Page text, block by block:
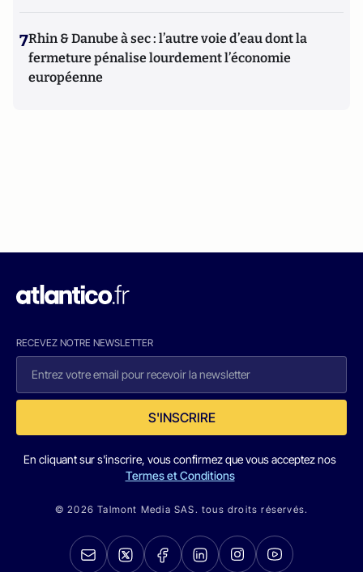
7Rhin & Danube à sec : l’autre voie d’eau dont la
fermeture pénalise lourdement l’économie
européenne
RECEVEZ NOTRE NEWSLETTER
S'INSCRIRE
En cliquant sur s'inscrire, vous confirmez que vous acceptez nos
Termes et Conditions
© 2026 Talmont Media SAS. tous droits réservés.